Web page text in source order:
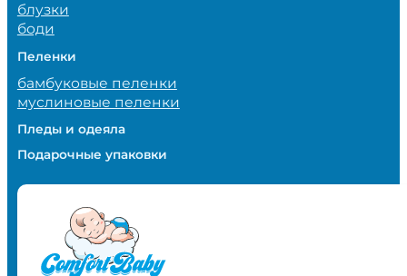
блузки
боди
Пеленки
бамбуковые пеленки
муслиновые пеленки
Пледы и одеяла
Подарочные упаковки